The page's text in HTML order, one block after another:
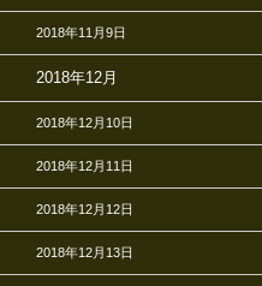
2018年11月9日
2018年12月
2018年12月10日
2018年12月11日
2018年12月12日
2018年12月13日